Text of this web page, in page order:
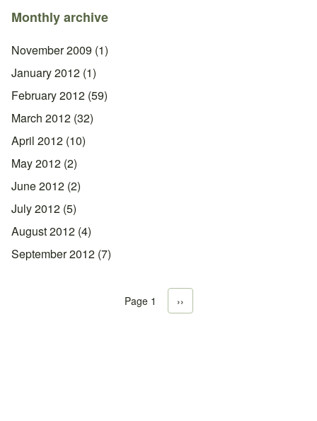
Monthly archive
November 2009 (1)
January 2012 (1)
February 2012 (59)
March 2012 (32)
April 2012 (10)
May 2012 (2)
June 2012 (2)
July 2012 (5)
August 2012 (4)
September 2012 (7)
Pagination
Page 1 Next page
››